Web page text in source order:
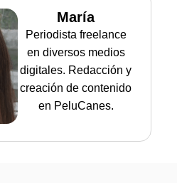
María
Periodista freelance
en diversos medios
digitales. Redacción y
creación de contenido
en PeluCanes.